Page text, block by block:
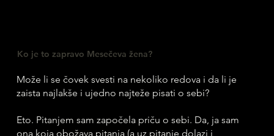
Ko je to zapravo Mesečeva žena?
Može li se čovek svesti na nekoliko redova i da li je
zaista najlakše i ujedno najteže pisati o sebi?
Eto. Pitanjem sam započela priču o sebi. Da, ja sam
ona koja obožava pitanja (a uz pitanje dolazi i